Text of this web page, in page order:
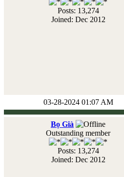
Posts: 13,274
Joined: Dec 2012
03-28-2024 01:07 AM
Bọ Già
Outstanding member
Posts: 13,274
Joined: Dec 2012